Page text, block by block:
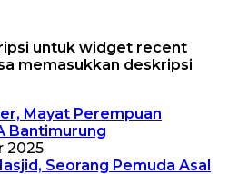
untuk widget recent
memasukkan deskripsi
Mayat Perempuan
Bantimurung
2025
Seorang Pemuda Asal